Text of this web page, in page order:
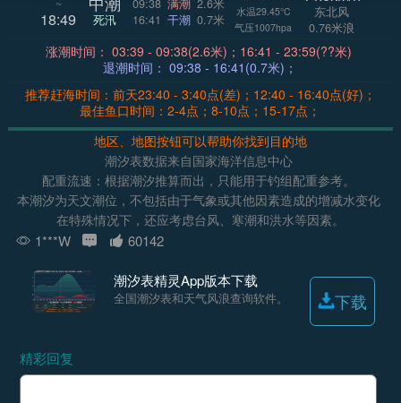
~
18:49 死汛
09:38 满潮 2.6米
16:41 干潮 0.7米
水温29.45°C
气压1007hpa
东北风
0.76米浪
涨潮时间： 03:39 - 09:38(2.6米)；16:41 - 23:59(??米)
退潮时间： 09:38 - 16:41(0.7米)；
推荐赶海时间：前天23:40 - 3:40点(差)；12:40 - 16:40点(好)；
最佳鱼口时间：2-4点；8-10点；15-17点；
地区、地图按钮可以帮助你找到目的地
潮汐表数据来自国家海洋信息中心
配重流速：根据潮汐推算而出，只能用于钓组配重参考。
本潮汐为天文潮位，不包括由于气象或其他因素造成的增减水变化
在特殊情况下，还应考虑台风、寒潮和洪水等因素。
1***W 60142
潮汐表精灵App版本下载
全国潮汐表和天气风浪查询软件。 下载
精彩回复